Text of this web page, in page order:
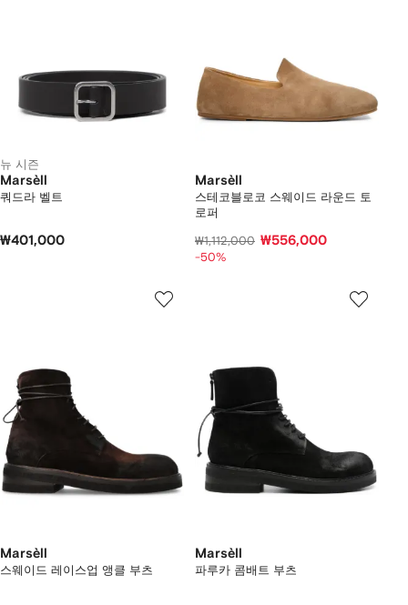
뉴 시즌
Marsèll
쿼드라 벨트
₩401,000
Marsèll
스테코블로코 스웨이드 라운드 토
로퍼
₩1,112,000 ₩556,000
-50%
Marsèll
스웨이드 레이스업 앵클 부츠
Marsèll
파루카 콤배트 부츠